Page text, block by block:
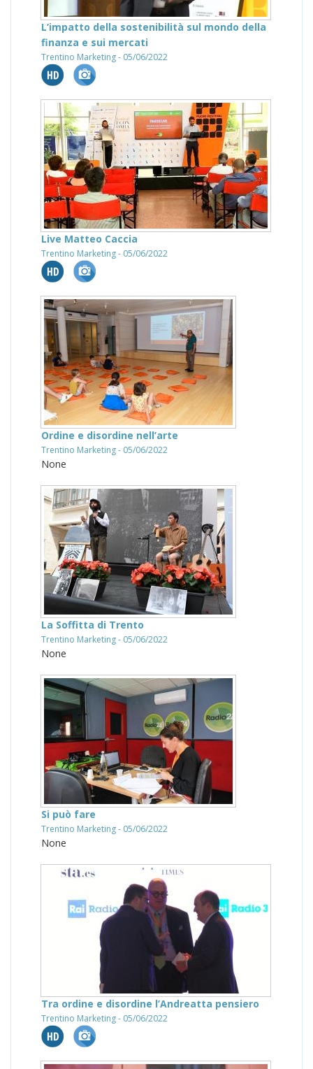
L’impatto della sostenibilità sul mondo della
finanza e sui mercati
Trentino Marketing - 05/06/2022
Live Matteo Caccia
Trentino Marketing - 05/06/2022
Ordine e disordine nell’arte
Trentino Marketing - 05/06/2022
None
La Soffitta di Trento
Trentino Marketing - 05/06/2022
None
Si può fare
Trentino Marketing - 05/06/2022
None
Tra ordine e disordine l’Andreatta pensiero
Trentino Marketing - 05/06/2022